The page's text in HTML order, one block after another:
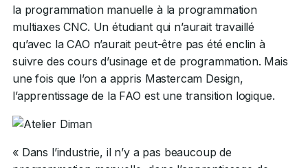
la programmation manuelle à la programmation
multiaxes CNC. Un étudiant qui n’aurait travaillé
qu’avec la CAO n’aurait peut-être pas été enclin à
suivre des cours d’usinage et de programmation. Mais
une fois que l’on a appris Mastercam Design,
l’apprentissage de la FAO est une transition logique.
« Dans l’industrie, il n’y a pas beaucoup de